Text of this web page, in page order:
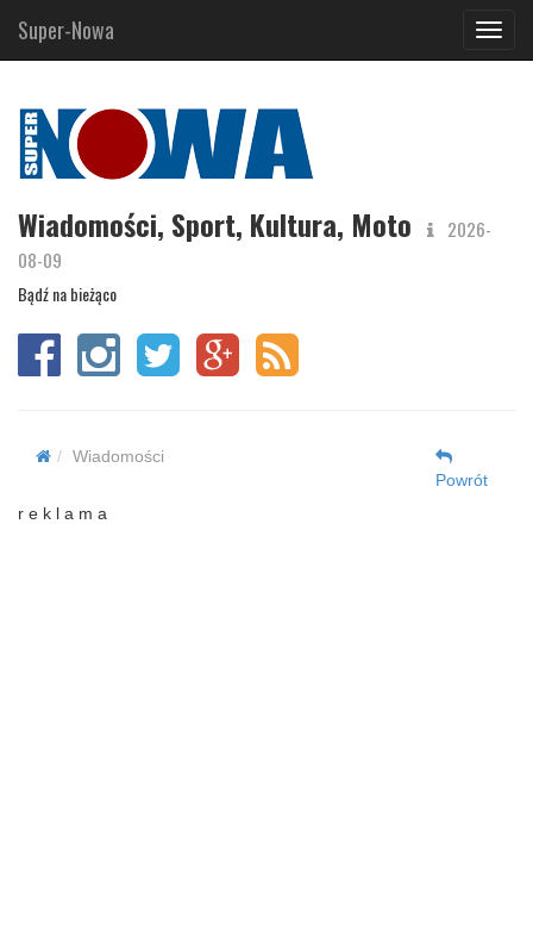
Super-Nowa
Wiadomości, Sport, Kultura, Moto
2026-
08-09
Bądź na bieżąco
Wiadomości
Powrót
r e k l a m a